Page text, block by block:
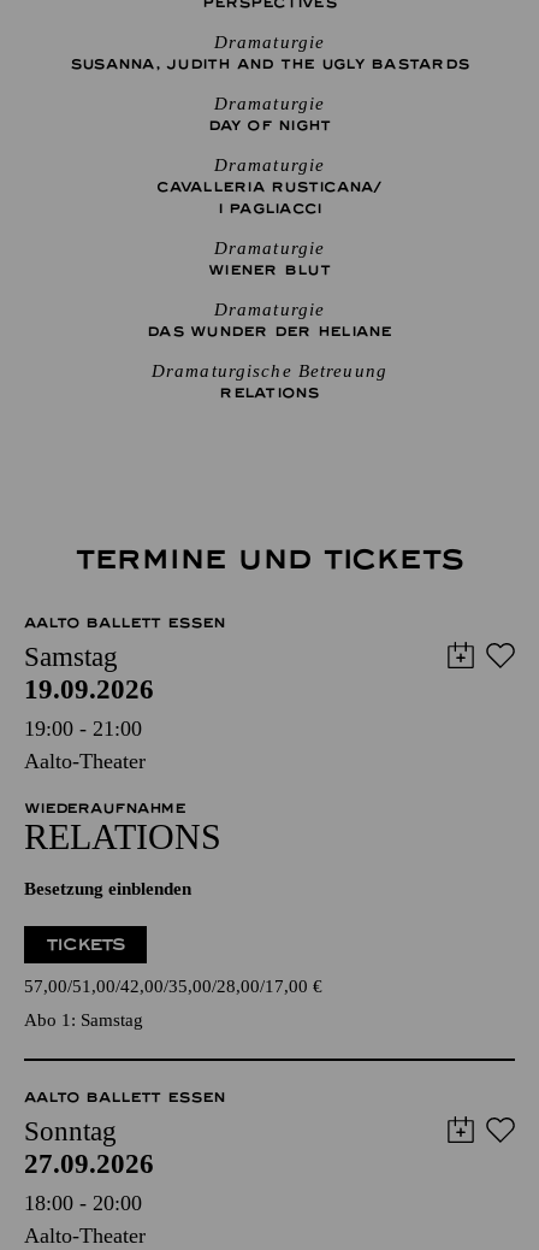
Dramaturgie
SUSANNA, JUDITH AND THE UGLY BASTARDS
Dramaturgie
DAY OF NIGHT
Dramaturgie
CAVALLERIA RUSTICANA/
I PAGLIACCI
Dramaturgie
WIENER BLUT
Dramaturgie
DAS WUNDER DER HELIANE
Dramaturgische Betreuung
RELATIONS
TERMINE UND TICKETS
AALTO BALLETT ESSEN
Samstag
19.09.2026
19:00 - 21:00
Aalto-Theater
WIEDERAUFNAHME
RELATIONS
Besetzung einblenden
TICKETS
57,00 51,00 42,00 35,00 28,00 17,00 €
Abo 1: Samstag
AALTO BALLETT ESSEN
Sonntag
27.09.2026
18:00 - 20:00
Aalto-Theater